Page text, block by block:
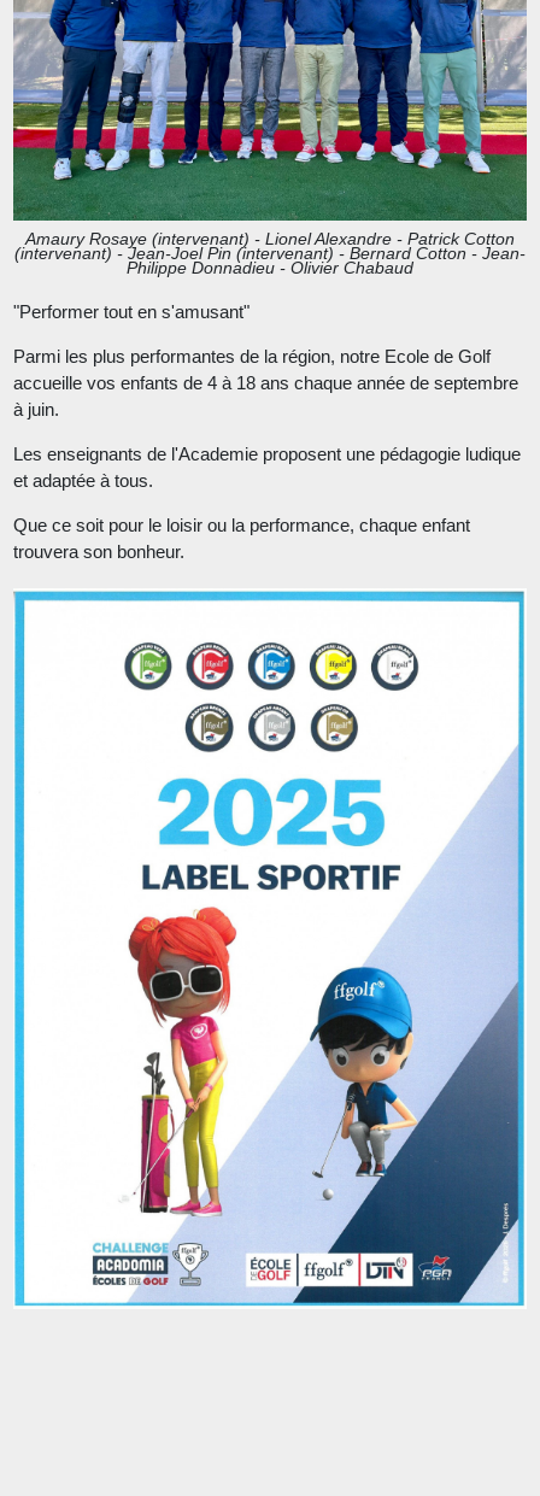
Amaury Rosaye (intervenant) - Lionel Alexandre - Patrick Cotton
(intervenant) - Jean-Joel Pin (intervenant) - Bernard Cotton - Jean-
Philippe Donnadieu - Olivier Chabaud
"Performer tout en s'amusant"
Parmi les plus performantes de la région, notre Ecole de Golf
accueille vos enfants de 4 à 18 ans chaque année de septembre
à juin.
Les enseignants de l'Academie proposent une pédagogie ludique
et adaptée à tous.
Que ce soit pour le loisir ou la performance, chaque enfant
trouvera son bonheur.